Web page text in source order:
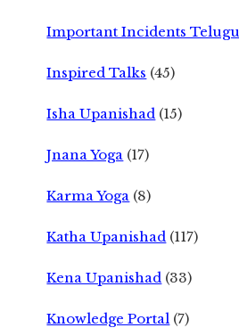
Important Incidents Telugu
Inspired Talks (45)
Isha Upanishad (15)
Jnana Yoga (17)
Karma Yoga (8)
Katha Upanishad (117)
Kena Upanishad (33)
Knowledge Portal (7)